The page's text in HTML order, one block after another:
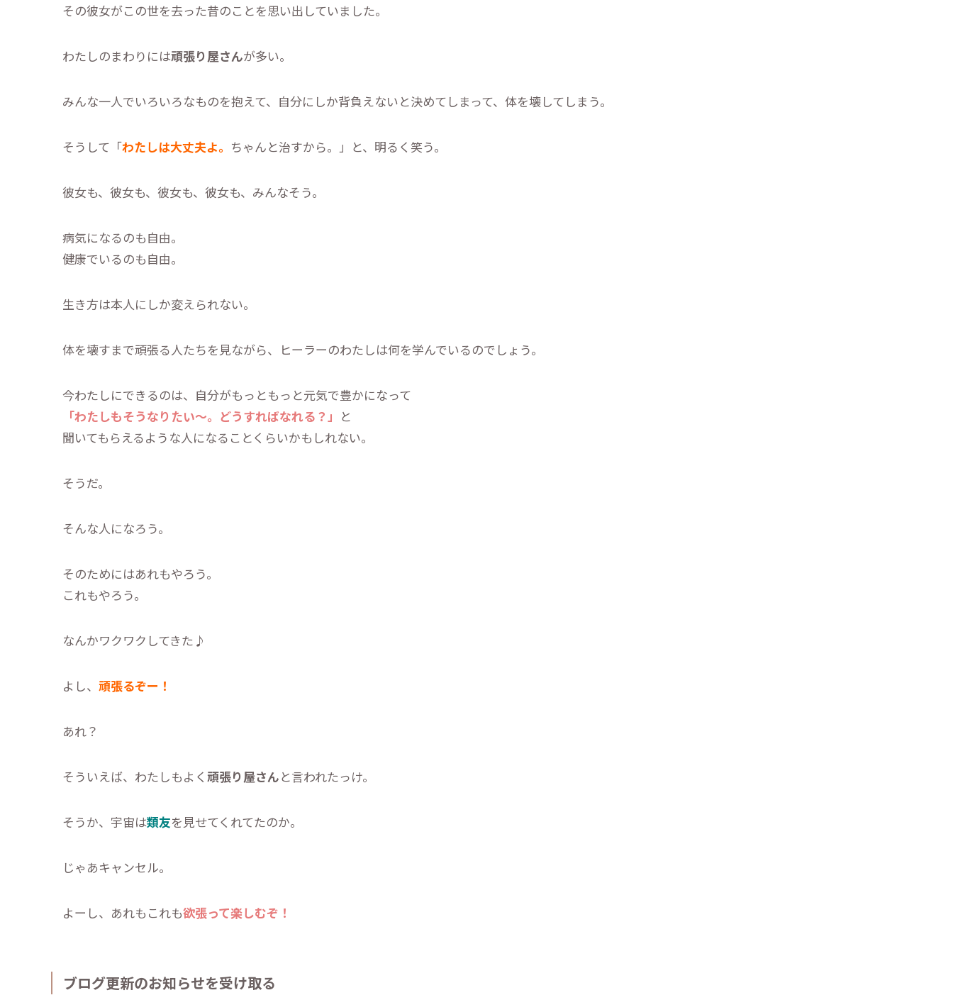
その彼女がこの世を去った昔のことを思い出していました。
わたしのまわりには頑張り屋さんが多い。
みんな一人でいろいろなものを抱えて、自分にしか背負えないと決めてしまって、体を壊してしまう。
そうして「わたしは大丈夫よ。 ちゃんと治すから。」と、明るく笑う。
彼女も、彼女も、彼女も、彼女も、みんなそう。
病気になるのも自由。
健康でいるのも自由。
生き方は本人にしか変えられない。
体を壊すまで頑張る人たちを見ながら、ヒーラーのわたしは何を学んでいるのでしょう。
今わたしにできるのは、自分がもっともっと元気で豊かになって
「わたしもそうなりたい～。どうすればなれる？」 と
聞いてもらえるような人になることくらいかもしれない。
そうだ。
そんな人になろう。
そのためにはあれもやろう。
これもやろう。
なんかワクワクしてきた♪
よし、 頑張るぞー！
あれ？
そういえば、わたしもよく 頑張り屋さんと言われたっけ。
そうか、宇宙は類友を見せてくれてたのか。
じゃあキャンセル。
よーし、あれもこれも欲張って楽しむぞ！
ブログ更新のお知らせを受け取る